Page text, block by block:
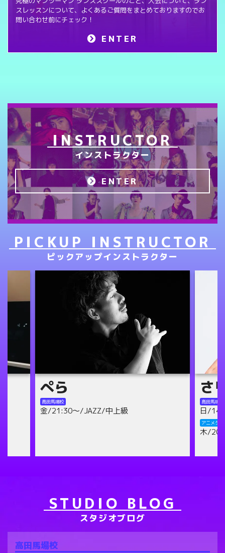
スレッスンについて、よくあるご質問をまとめておりますのでお
問い合わせ前にチェック！
ENTER
INSTRUCTOR
インストラクター
ENTER
PICKUP INSTRUCTOR
ピックアップインストラクター
さりの
高田馬場校
日/14:00～/テーマパーク/初級
高田馬場校
水/
木/
アニメダ
STUDIO BLOG
スタジオブログ
高田馬場校